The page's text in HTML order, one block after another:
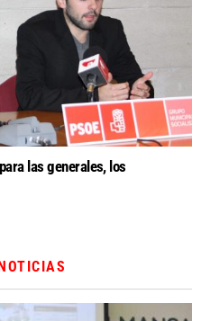
las generales, los
NOTICIAS